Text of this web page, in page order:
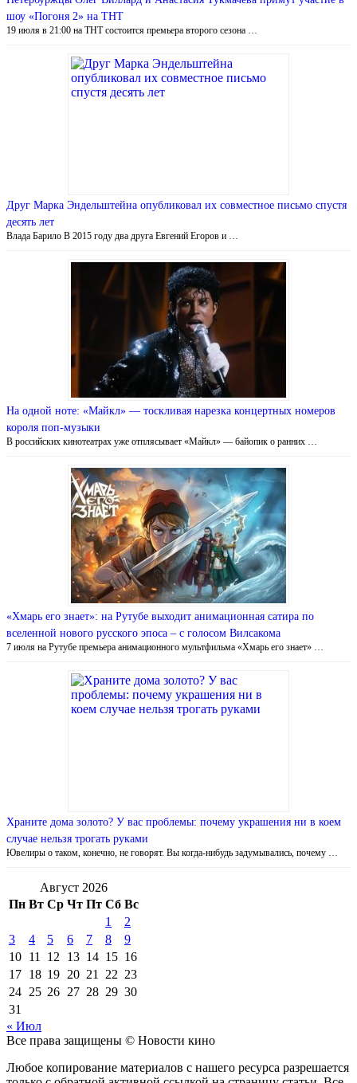
шоу «Погоня 2» на ТНТ
19 июля в 21:00 на ТНТ состоится премьера второго сезона …
Друг Марка Эндельштейна опубликовал их совместное письмо спустя
десять лет
Влада Барило В 2015 году два друга Евгений Егоров и …
На одной ноте: «Майкл» — тоскливая нарезка концертных номеров
короля поп-музыки
В российских кинотеатрах уже отплясывает «Майкл» — байопик о ранних …
«Хмарь его знает»: на Рутубе выходит анимационная сатира по
вселенной нового русского эпоса – с голосом Вилсакома
7 июля на Рутубе премьера анимационного мультфильма «Хмарь его знает» …
Храните дома золото? У вас проблемы: почему украшения ни в коем
случае нельзя трогать руками
Ювелиры о таком, конечно, не говорят. Вы когда-нибудь задумывались, почему …
Август 2026
Пн Вт Ср Чт Пт Сб Вс
1
2
3
4 5 6 7 8
9
10 11 12 13 14 15 16
17 18 19 20 21 22 23
24 25 26 27 28 29 30
31
« Июл
Все права защищены © Новости кино
Любое копирование материалов с нашего ресурса разрешается